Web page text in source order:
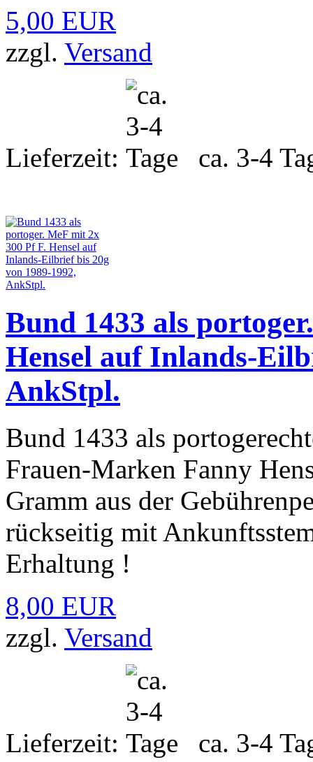
5,00 EUR
zzgl. Versand
Lieferzeit: ca. 3-4
Bund 1433 als
Hensel auf Inlands-
AnkStpl.
Bund 1433 als
Frauen-Marken Fanny
Gramm aus der
rückseitig mit
Erhaltung !
8,00 EUR
zzgl. Versand
Lieferzeit: ca. 3-4